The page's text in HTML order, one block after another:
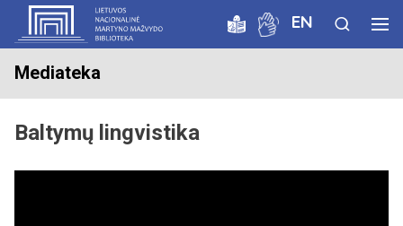
EN
Mediateka
Baltymų lingvistika